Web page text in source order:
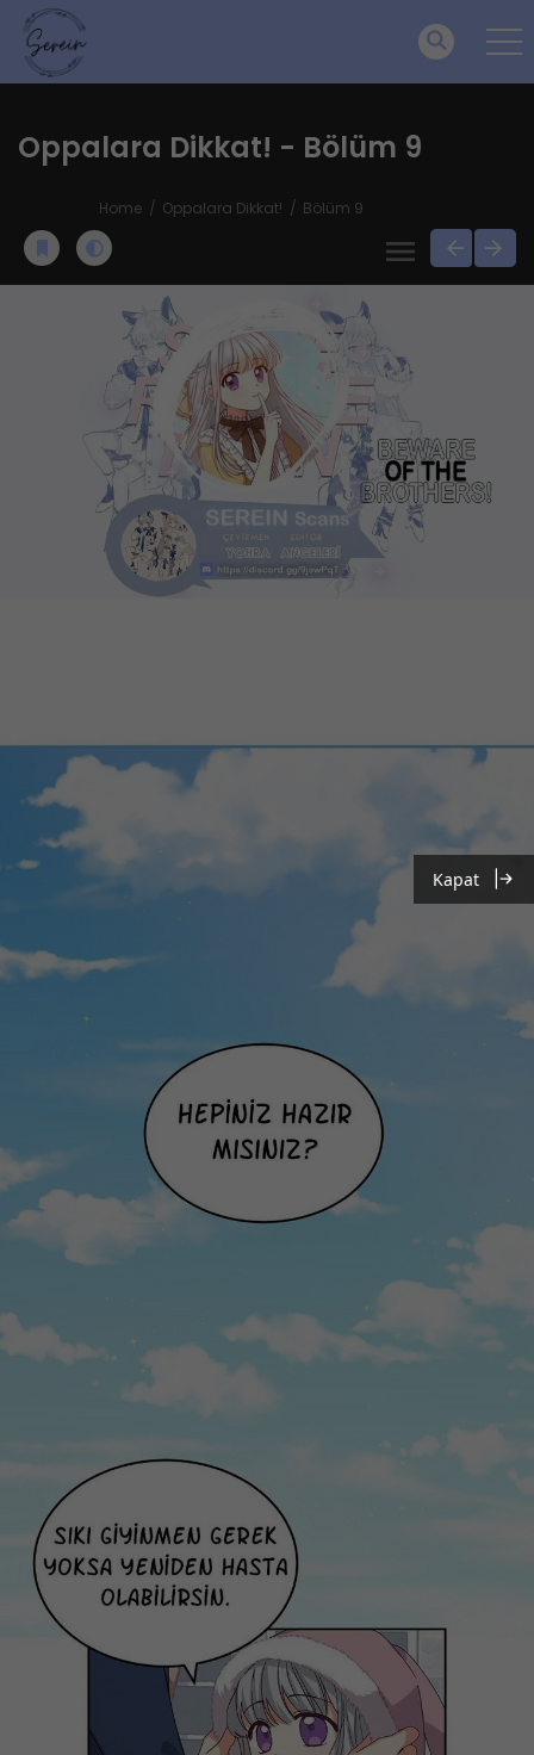
Oppalara Dikkat! - Bölüm 9
Home Oppalara Dikkat! Bölüm 9
Kapat